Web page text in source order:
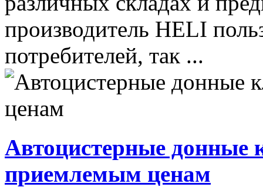
производитель HELI
потребителей, так ...
Автоцистерные донные
приемлемым ценам